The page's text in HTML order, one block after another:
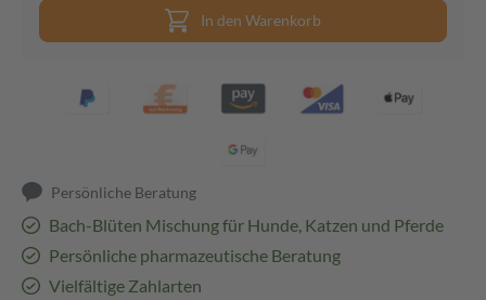
In den Warenkorb
Persönliche Beratung
Bach-Blüten Mischung für Hunde, Katzen und Pferde
Persönliche pharmazeutische Beratung
Vielfältige Zahlarten